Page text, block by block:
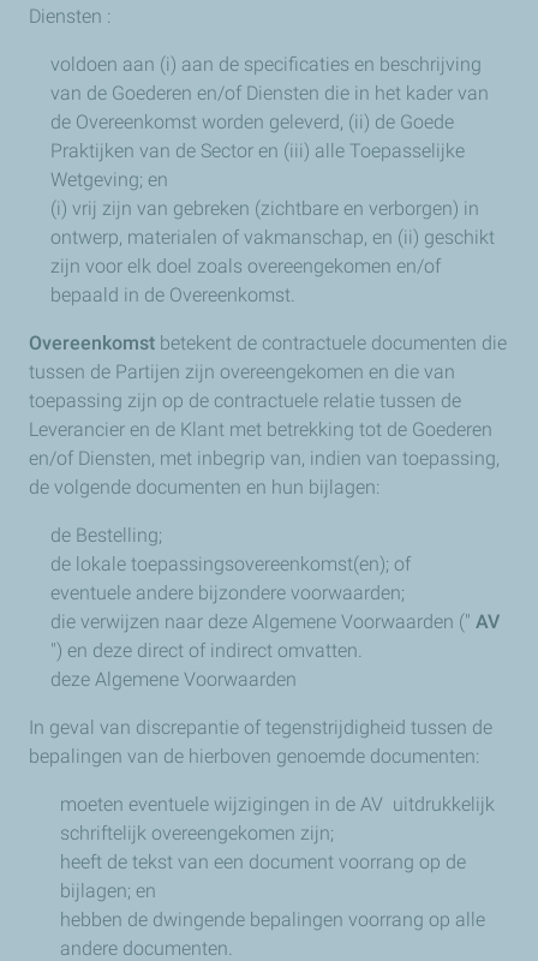
Diensten :
voldoen aan (i) aan de specificaties en beschrijving
van de Goederen en/of Diensten die in het kader van
de Overeenkomst worden geleverd, (ii) de Goede
Praktijken van de Sector en (iii) alle Toepasselijke
Wetgeving; en
(i) vrij zijn van gebreken (zichtbare en verborgen) in
ontwerp, materialen of vakmanschap, en (ii) geschikt
zijn voor elk doel zoals overeengekomen en/of
bepaald in de Overeenkomst.
Overeenkomst betekent de contractuele documenten die
tussen de Partijen zijn overeengekomen en die van
toepassing zijn op de contractuele relatie tussen de
Leverancier en de Klant met betrekking tot de Goederen
en/of Diensten, met inbegrip van, indien van toepassing,
de volgende documenten en hun bijlagen:
de Bestelling;
de lokale toepassingsovereenkomst(en); of
eventuele andere bijzondere voorwaarden;
die verwijzen naar deze Algemene Voorwaarden (" AV
") en deze direct of indirect omvatten.
deze Algemene Voorwaarden
In geval van discrepantie of tegenstrijdigheid tussen de
bepalingen van de hierboven genoemde documenten:
moeten eventuele wijzigingen in de AV uitdrukkelijk
schriftelijk overeengekomen zijn;
heeft de tekst van een document voorrang op de
bijlagen; en
hebben de dwingende bepalingen voorrang op alle
andere documenten.